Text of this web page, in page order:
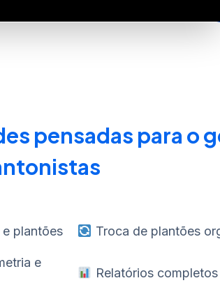
pensadas para o
plantões Troca de plantões
e
Relatórios completos